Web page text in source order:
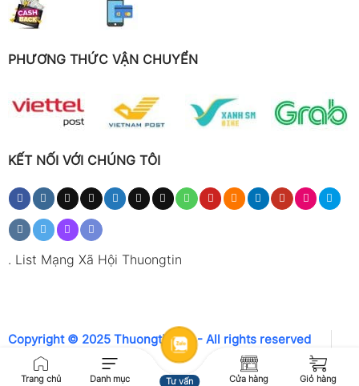
PHƯƠNG THỨC VẬN CHUYỂN
KẾT NỐI VỚI CHÚNG TÔI
. List Mạng Xã Hội Thuongtin
Copyright © 2025 Thuongtin.net - All rights reserved
Trang chủ Danh mục Tư vấn Cửa hàng Giỏ hàng